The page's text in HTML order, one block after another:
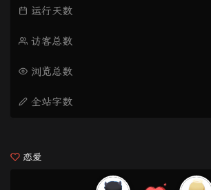
运行天数
访客总数
浏览总数
全站字数
恋爱